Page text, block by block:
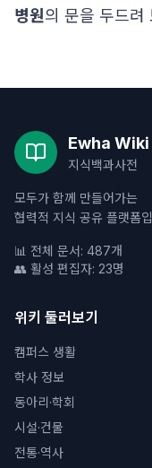
병원의 문을 두드려
Ewha Wiki
지식백과사전
모두가 함께 만들어가는
협력적 지식 공유 플랫폼
📊 전체 문서: 487개
👥 활성 편집자: 23명
위키 둘러보기
캠퍼스 생활
학사 정보
동아리·학회
시설·건물
전통·역사